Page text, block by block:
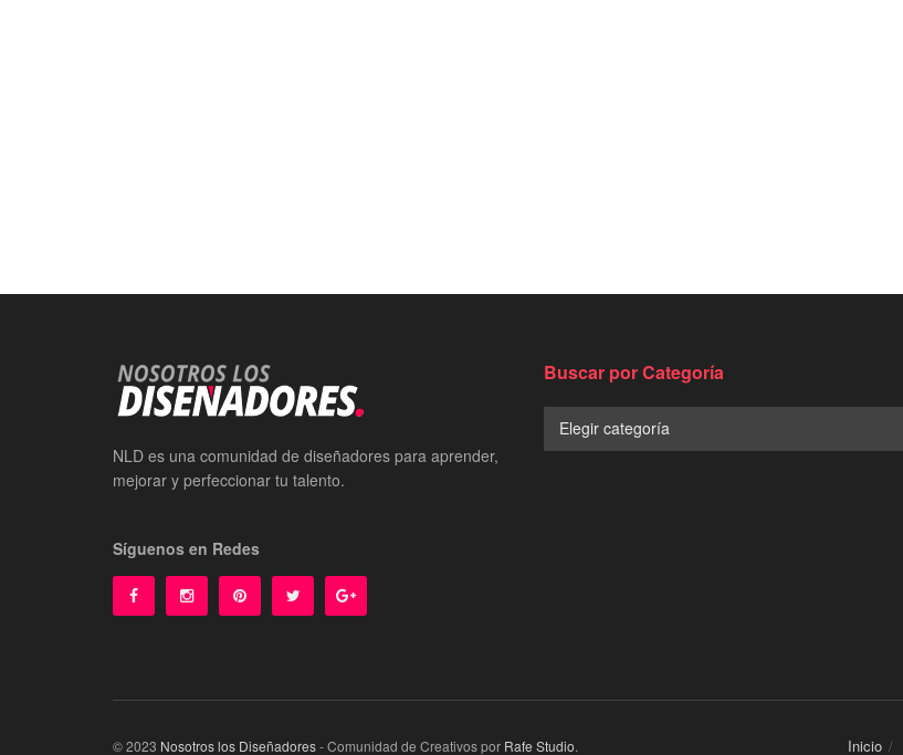
NLD es una comunidad de diseñadores para aprender,
mejorar y perfeccionar tu talento.
Síguenos en Redes
Buscar por Categoría
Buscar
Elegir categoría
Inicio
© 2023 Nosotros los Diseñadores- Comunidad de Creativos por Rafe Studio.